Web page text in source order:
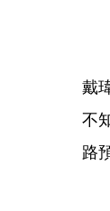
戴
不
路